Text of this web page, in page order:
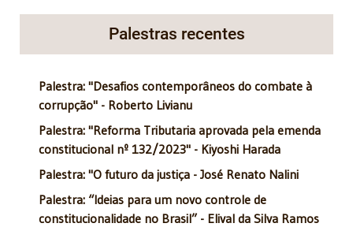
Palestras recentes
Palestra: "Desafios contemporâneos do combate à
corrupção" - Roberto Livianu
Palestra: "Reforma Tributaria aprovada pela emenda
constitucional nº 132/2023" - Kiyoshi Harada
Palestra: "O futuro da justiça - José Renato Nalini
Palestra: “Ideias para um novo controle de
constitucionalidade no Brasil” - Elival da Silva Ramos